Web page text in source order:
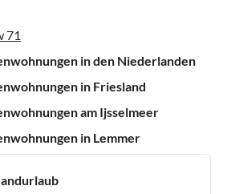
71
in den Niederlanden
in Friesland
am Ijsselmeer
in Lemmer